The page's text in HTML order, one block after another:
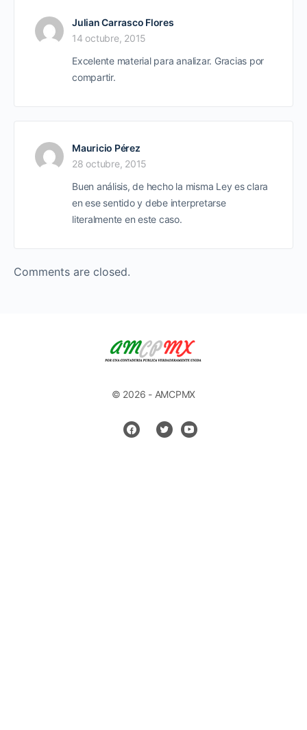
Julian Carrasco Flores
14 octubre, 2015
Excelente material para analizar. Gracias por
compartir.
Mauricio Pérez
28 octubre, 2015
Buen análisis, de hecho la misma Ley es clara
en ese sentido y debe interpretarse
literalmente en este caso.
Comments are closed.
© 2026 - AMCPMX